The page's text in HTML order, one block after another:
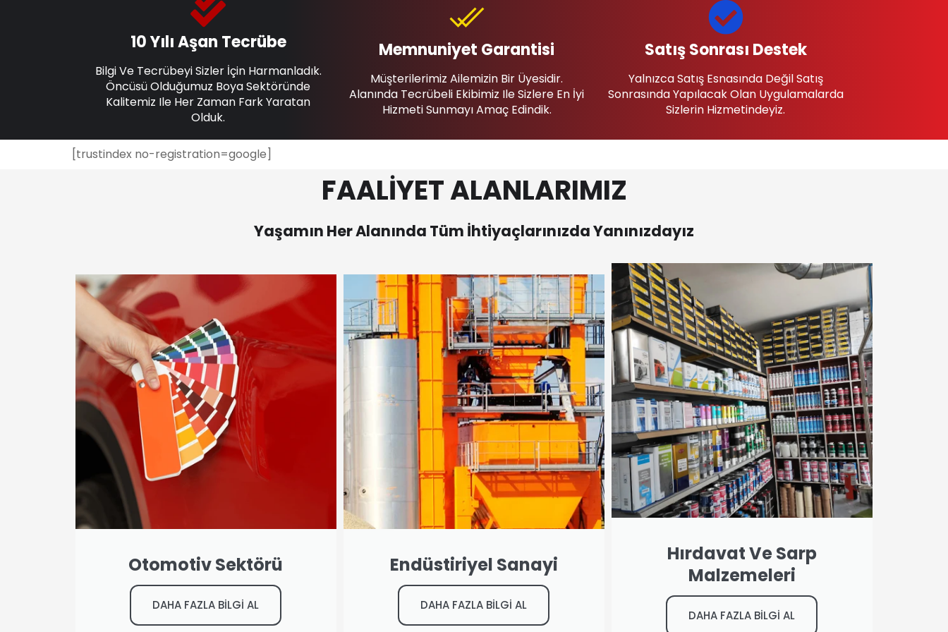
10 Yılı Aşan Tecrübe
Bilgi Ve Tecrübeyi Sizler İçin Harmanladık.
Öncüsü Olduğumuz Boya Sektöründe
Kalitemiz Ile Her Zaman Fark Yaratan
Olduk.
Memnuniyet Garantisi
Müşterilerimiz Ailemizin Bir Üyesidir.
Alanında Tecrübeli Ekibimiz Ile Sizlere En İyi
Hizmeti Sunmayı Amaç Edindik.
Satış Sonrası Destek
Yalnızca Satış Esnasında Değil Satış
Sonrasında Yapılacak Olan Uygulamalarda
Sizlerin Hizmetindeyiz.
[trustindex no-registration=google]
FAALİYET ALANLARIMIZ
Yaşamın Her Alanında Tüm İhtiyaçlarınızda Yanınızdayız
Otomotiv Sektörü
DAHA FAZLA BİLGİ AL
Endüstiriyel Sanayi
DAHA FAZLA BİLGİ AL
Hırdavat Ve Sarp
Malzemeleri
DAHA FAZLA BİLGİ AL